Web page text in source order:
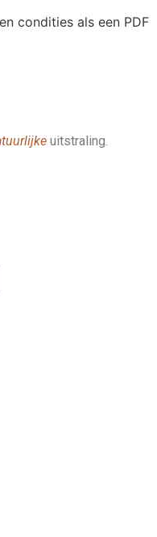
condities als een PDF
uitstraling.